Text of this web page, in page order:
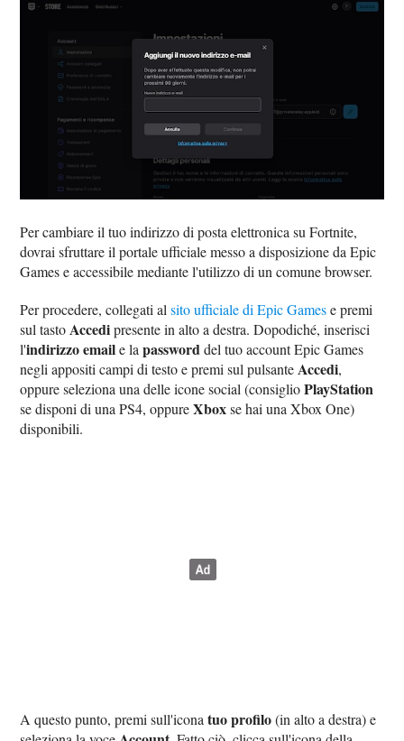
Per cambiare il tuo indirizzo di posta elettronica su Fortnite,
dovrai sfruttare il portale ufficiale messo a disposizione da Epic
Games e accessibile mediante l'utilizzo di un comune browser.
Per procedere, collegati alsito ufficiale di Epic Gamese premi
sul tastoAccedipresente in alto a destra. Dopodiché, inserisci
l'indirizzo emaile lapassworddel tuo account Epic Games
negli appositi campi di testo e premi sul pulsanteAccedi,
oppure seleziona una delle icone social (consiglioPlayStation
se disponi di una PS4, oppureXboxse hai una Xbox One)
disponibili.
A questo punto, premi sull'iconatuo profilo(in alto a destra) e